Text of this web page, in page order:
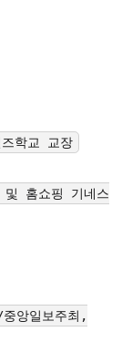
학교 교장
홈쇼핑 기네스
앙일보주최,